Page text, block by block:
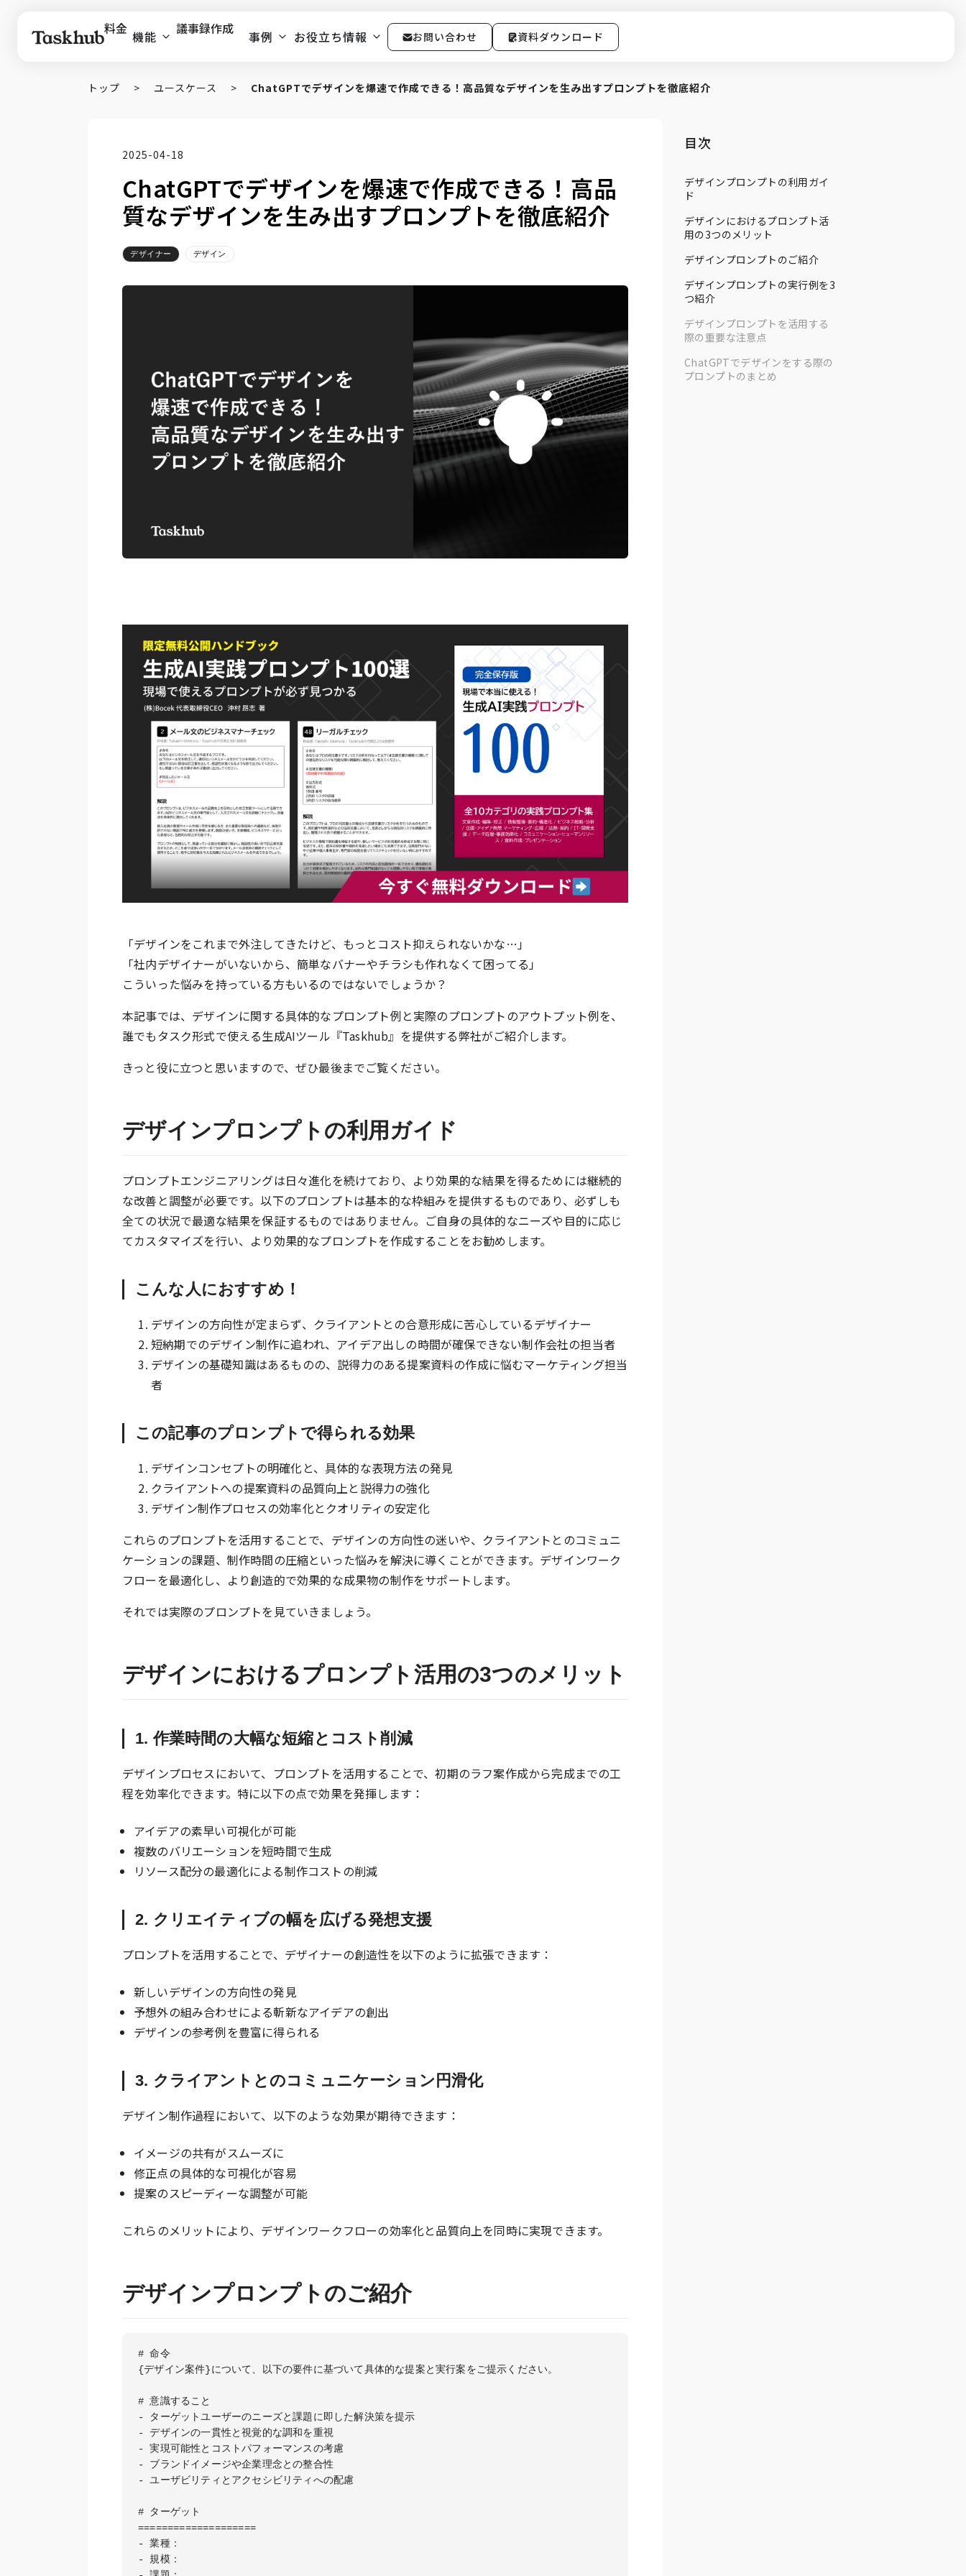
料金 機能 議事録作成 事例 お役立ち情報 お問い合わせ 資料ダウンロード
トップ > ユースケース > ChatGPTでデザインを爆速で作成できる！高品質なデザインを生み出すプロンプトを徹底紹介
2025-04-18
ChatGPTでデザインを爆速で作成できる！高品
質なデザインを生み出すプロンプトを徹底紹介
デザイナー デザイン
「デザインをこれまで外注してきたけど、もっとコスト抑えられないかな…」
「社内デザイナーがいないから、簡単なバナーやチラシも作れなくて困ってる」
こういった悩みを持っている方もいるのではないでしょうか？
本記事では、デザインに関する具体的なプロンプト例と実際のプロンプトのアウトプット例を、
誰でもタスク形式で使える生成AIツール『Taskhub』を提供する弊社がご紹介します。
きっと役に立つと思いますので、ぜひ最後までご覧ください。
デザインプロンプトの利用ガイド
プロンプトエンジニアリングは日々進化を続けており、より効果的な結果を得るためには継続的
な改善と調整が必要です。以下のプロンプトは基本的な枠組みを提供するものであり、必ずしも
全ての状況で最適な結果を保証するものではありません。ご自身の具体的なニーズや目的に応じ
てカスタマイズを行い、より効果的なプロンプトを作成することをお勧めします。
こんな人におすすめ！
デザインの方向性が定まらず、クライアントとの合意形成に苦心しているデザイナー
短納期でのデザイン制作に追われ、アイデア出しの時間が確保できない制作会社の担当者
デザインの基礎知識はあるものの、説得力のある提案資料の作成に悩むマーケティング担当
者
この記事のプロンプトで得られる効果
デザインコンセプトの明確化と、具体的な表現方法の発見
クライアントへの提案資料の品質向上と説得力の強化
デザイン制作プロセスの効率化とクオリティの安定化
これらのプロンプトを活用することで、デザインの方向性の迷いや、クライアントとのコミュニ
ケーションの課題、制作時間の圧縮といった悩みを解決に導くことができます。デザインワーク
フローを最適化し、より創造的で効果的な成果物の制作をサポートします。
それでは実際のプロンプトを見ていきましょう。
デザインにおけるプロンプト活用の3つのメリット
1. 作業時間の大幅な短縮とコスト削減
デザインプロセスにおいて、プロンプトを活用することで、初期のラフ案作成から完成までの工
程を効率化できます。特に以下の点で効果を発揮します：
アイデアの素早い可視化が可能
複数のバリエーションを短時間で生成
リソース配分の最適化による制作コストの削減
2. クリエイティブの幅を広げる発想支援
プロンプトを活用することで、デザイナーの創造性を以下のように拡張できます：
新しいデザインの方向性の発見
予想外の組み合わせによる斬新なアイデアの創出
デザインの参考例を豊富に得られる
3. クライアントとのコミュニケーション円滑化
デザイン制作過程において、以下のような効果が期待できます：
イメージの共有がスムーズに
修正点の具体的な可視化が容易
提案のスピーディーな調整が可能
これらのメリットにより、デザインワークフローの効率化と品質向上を同時に実現できます。
デザインプロンプトのご紹介
# 命令
{デザイン案件}について、以下の要件に基づいて具体的な提案と実行案をご提示ください。
# 意識すること
- ターゲットユーザーのニーズと課題に即した解決策を提示
- デザインの一貫性と視覚的な調和を重視
- 実現可能性とコストパフォーマンスの考慮
- ブランドイメージや企業理念との整合性
- ユーザビリティとアクセシビリティへの配慮
# ターゲット
====================
- 業種：
- 規模：
目次
デザインプロンプトの利用ガイ
ド
デザインにおけるプロンプト活
用の3つのメリット
デザインプロンプトのご紹介
デザインプロンプトの実行例を3
つ紹介
デザインプロンプトを活用する
際の重要な注意点
ChatGPTでデザインをする際の
プロンプトのまとめ